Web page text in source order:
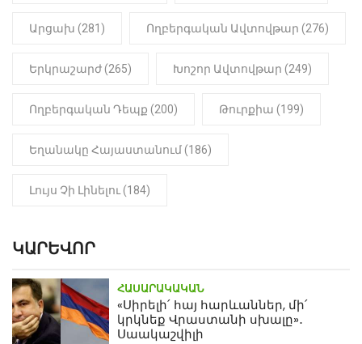
Արցախ (281) Ողբերգական Ավտովթար (276)
Երկրաշարժ (265) Խոշոր Ավտովթար (249)
Ողբերգական Դեպք (200) Թուրքիա (199)
Եղանակը Հայաստանում (186)
Լույս Չի Լինելու (184)
ԿԱՐԵՎՈՐ
ՀԱՍԱՐԱԿԱԿԱՆ
«Սիրելի՛ հայ հարևաններ, մի՛
կրկնեք Վրաստանի սխալը»․
Սաակաշվիլի